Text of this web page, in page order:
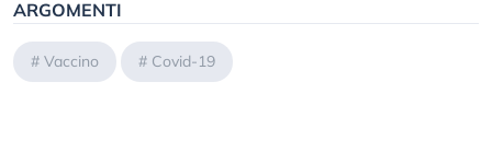
ARGOMENTI
# Vaccino # Covid-19